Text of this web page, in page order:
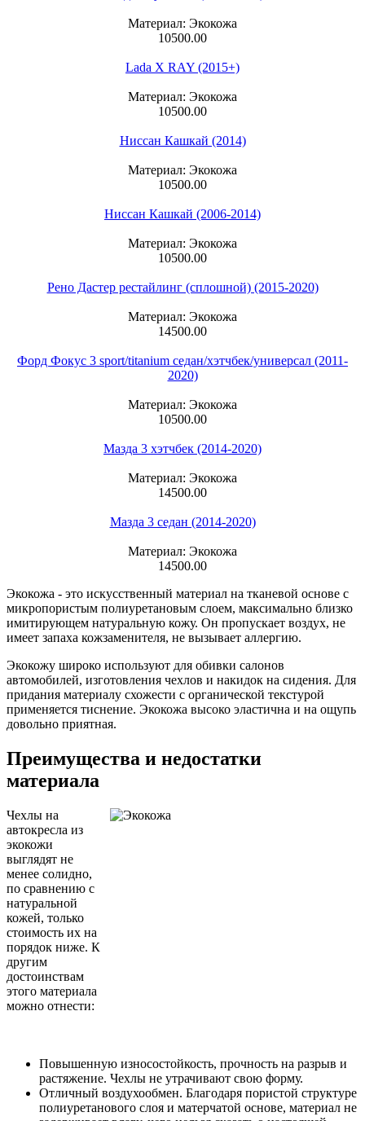
Материал: Экокожа
10500.00
Lada X RAY (2015+)
Материал: Экокожа
10500.00
Ниссан Кашкай (2014)
Материал: Экокожа
10500.00
Ниссан Кашкай (2006-2014)
Материал: Экокожа
10500.00
Рено Дастер рестайлинг (сплошной) (2015-2020)
Материал: Экокожа
14500.00
Форд Фокус 3 sport/titanium седан/хэтчбек/универсал (2011-
2020)
Материал: Экокожа
10500.00
Мазда 3 хэтчбек (2014-2020)
Материал: Экокожа
14500.00
Мазда 3 седан (2014-2020)
Материал: Экокожа
14500.00
Экокожа - это искусственный материал на тканевой основе с
микропористым полиуретановым слоем, максимально близко
имитирующем натуральную кожу. Он пропускает воздух, не
имеет запаха кожзаменителя, не вызывает аллергию.
Экокожу широко используют для обивки салонов
автомобилей, изготовления чехлов и накидок на сидения. Для
придания материалу схожести с органической текстурой
применяется тиснение. Экокожа высоко эластична и на ощупь
довольно приятная.
Преимущества и недостатки
материала
Чехлы на
автокресла из
экокожи
выглядят не
менее солидно,
по сравнению с
натуральной
кожей, только
стоимость их на
порядок ниже. К
другим
достоинствам
этого материала
можно отнести:
Повышенную износостойкость, прочность на разрыв и
растяжение. Чехлы не утрачивают свою форму.
Отличный воздухообмен. Благодаря пористой структуре
полиуретанового слоя и матерчатой основе, материал не